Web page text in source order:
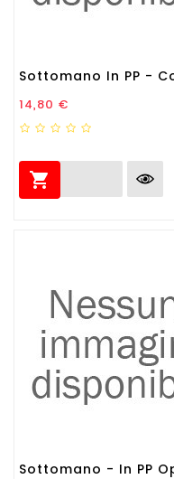
Sottomano In PP -
Prezzo
14,80 €

Sottomano - In PP